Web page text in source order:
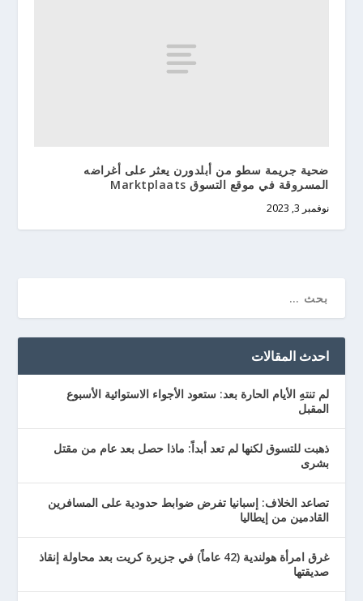
ضحية جريمة سطو من أبلدورن يعثر على أغراضه
المسروقة في موقع التسوق Marktplaats
نوفمبر 3, 2023
احدث المقالات
لم تنتهِ الأيام الحارة بعد: ستعود الأجواء الاستوائية الأسبوع
المقبل
ذهبت للتسوق لكنها لم تعد أبداً: ماذا حصل بعد عام من مقتل
بشرى
تصاعد الخلاف: إسبانيا تفرض ضوابط حدودية على المسافرين
القادمين من إيطاليا
غرق امرأة هولندية (42 عاماً) في جزيرة كريت بعد محاولة إنقاذ
صديقتها